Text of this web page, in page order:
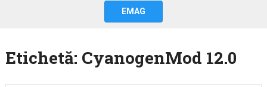
EMAG
Etichetă: CyanogenMod 12.0